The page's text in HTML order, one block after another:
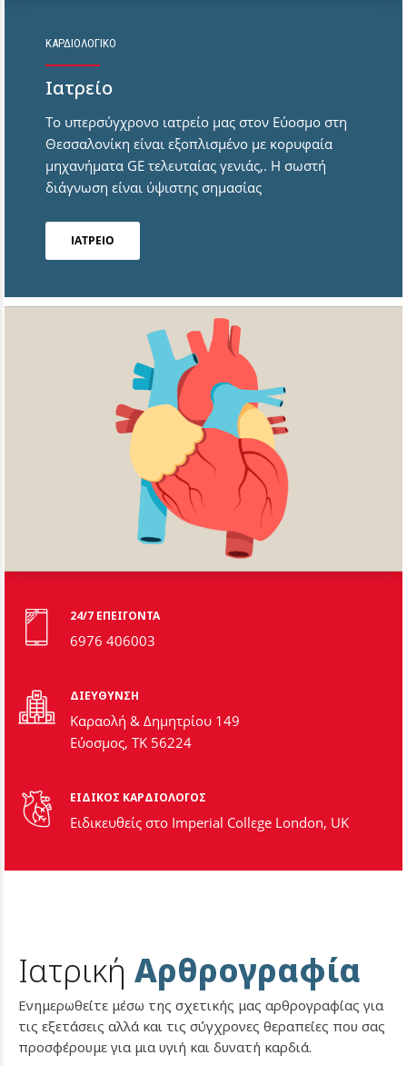
ΚΑΡΔΙΟΛΟΓΙΚΟ
Ιατρείο
Το υπερσύγχρονο ιατρείο μας στον Εύοσμο στη
Θεσσαλονίκη είναι εξοπλισμένο με κορυφαία
μηχανήματα GE τελευταίας γενιάς,. Η σωστή
διάγνωση είναι ύψιστης σημασίας
ΙΑΤΡΕΙΟ
24/7 ΕΠΕΙΓΟΝΤΑ
6976 406003
ΔΙΕΥΘΥΝΣΗ
Καραολή & Δημητρίου 149
Εύοσμος, ΤΚ 56224
ΕΙΔΙΚΟΣ ΚΑΡΔΙΟΛΟΓΟΣ
Ειδικευθείς στο Imperial Collεge London, UΚ
Ιατρική Αρθρογραφία
Ενημερωθείτε μέσω της σχετικής μας αρθρογραφίας για
τις εξετάσεις αλλά και τις σύγχρονες θεραπείες που σας
προσφέρουμε για μια υγιή και δυνατή καρδιά.